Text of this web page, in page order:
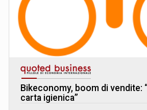
Bikeconomy, boom di vendite:
carta igienica”